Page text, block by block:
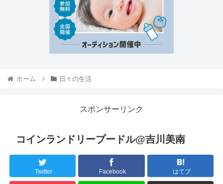
ホーム 日々の生活
スポンサーリンク
コインランドリープードル@吉川美南
Twitter Facebook はてブ